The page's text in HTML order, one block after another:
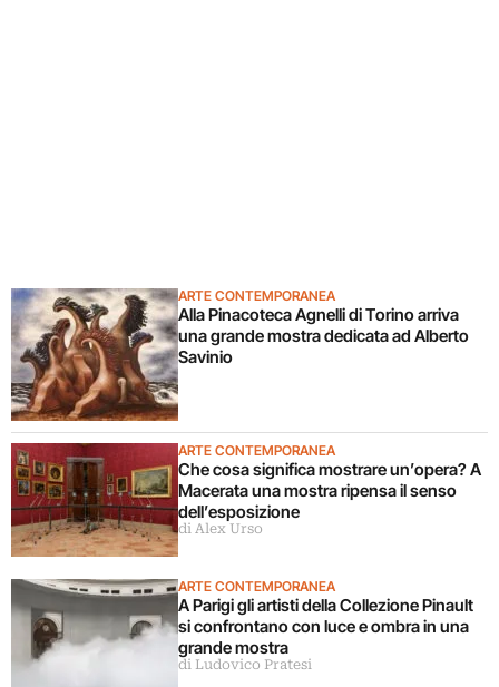
ARTE CONTEMPORANEA
Alla Pinacoteca Agnelli di Torino arriva
una grande mostra dedicata ad Alberto
Savinio
ARTE CONTEMPORANEA
Che cosa significa mostrare un’opera? A
Macerata una mostra ripensa il senso
dell’esposizione
di Alex Urso
ARTE CONTEMPORANEA
A Parigi gli artisti della Collezione Pinault
si confrontano con luce e ombra in una
grande mostra
di Ludovico Pratesi